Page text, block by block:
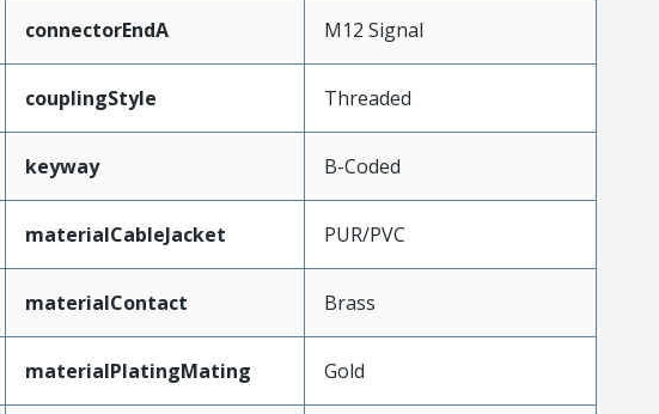
connectorEndA M12 Signal
couplingStyle Threaded
keyway B-Coded
materialCableJacket PUR/PVC
materialContact Brass
materialPlatingMating Gold